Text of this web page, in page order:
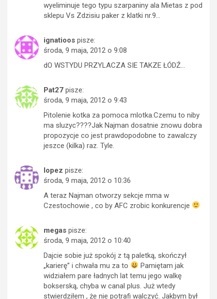
wyeliminuje tego typu szarpaniny ala Mietas z pod
sklepu Vs Zdzisiu paker z klatki nr.9…
ignatioos pisze:
środa, 9 maja, 2012 o 9:08
dO WSTYDU PRZYLACZA SIE TAKZE ŁÓDŹ…
Pat27 pisze:
środa, 9 maja, 2012 o 9:43
Pitolenie kotka za pomoca mlotka.Czemu to niby
ma sluzyc????Jak Najman dosatnie znowu dobra
propozycje co jest prawdopodobne to zawalczy
jeszce (kilka) raz. Tyle.
lopez pisze:
środa, 9 maja, 2012 o 10:36
A teraz Najman otworzy sekcje mma w
Czestochowie , co by AFC zrobic konkurencje
megas pisze:
środa, 9 maja, 2012 o 10:40
Dajcie sobie już spokój z tą paletką, skończył
„karierę” i chwała mu za to
Pamiętam jak
widziałem pare ładnych lat temu jego walkę
bokserską, chyba w canal plus. Już wtedy
stwierdziłem , że nie potrafi walczyć. Jakbym był